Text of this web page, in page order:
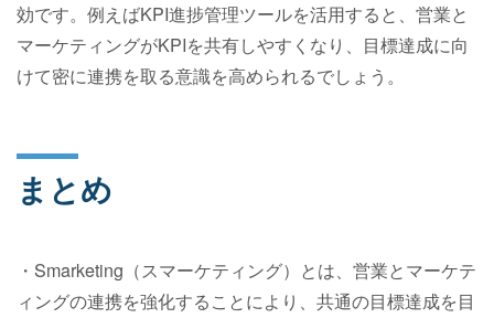
効です。例えばKPI進捗管理ツールを活用すると、営業と
マーケティングがKPIを共有しやすくなり、目標達成に向
けて密に連携を取る意識を高められるでしょう。
まとめ
・Smarketing（スマーケティング）とは、営業とマーケテ
ィングの連携を強化することにより、共通の目標達成を目